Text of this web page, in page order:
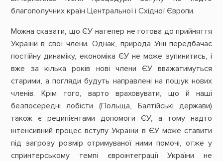
благополучних країн Центральної і Східної Європи.
Можна сказати, що ЄУ натепер не готова до прийняття
України в свої члени. Однак, природа Унії передбачає
постійну динаміку, економіка ЄУ не може зупинитись, і
вже за кілька років нові члени ЄУ вважатимуться
старими, а погляди будуть направлені на пошук нових
членів. Крім того, варто враховувати, що й наші
безпосередні лобісти (Польща, Балтійські держави)
також є реципієнтами допомоги ЄУ, а тому надто
інтенсивний процес вступу України в ЄУ може ставити
під загрозу розмір отримуваної ними помочі, отже у
спринтерському темпі євроінтеграції України не